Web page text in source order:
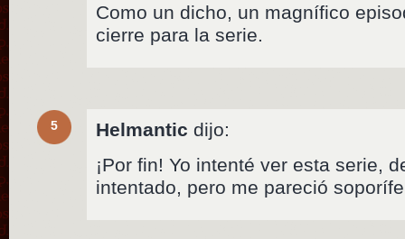
Como un dicho, un magnífico
cierre para la serie.
5 Helmantic dijo:
¡Por fin! Yo intenté ver esta serie,
intentado, pero me pareció